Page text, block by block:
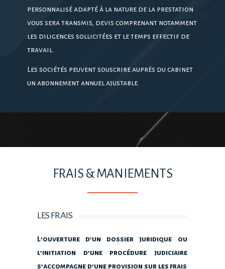
personnalisé adapté à la nature de la prestation
vous sera transmis, devis comprenant notamment
les diligences sollicitées et le temps effectif de
travail.
Les sociétés peuvent souscrire auprès du cabinet
un abonnement annuel ajustable.
FRAIS & MANIEMENTS
LES FRAIS
L’ouverture d’un dossier juridique ou
l’initiation d’une procédure judiciaire
s’accompagne d’une provision sur les frais